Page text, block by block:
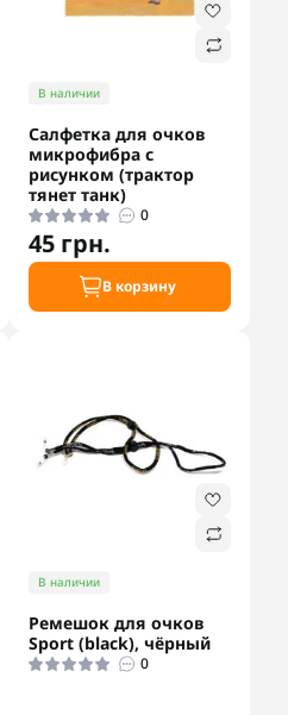
В наличии
Салфетка для очков
микрофибра с
рисунком (трактор
тянет танк)
0
45 грн.
В корзину
В наличии
Ремешок для очков
Sport (black), чёрный
0